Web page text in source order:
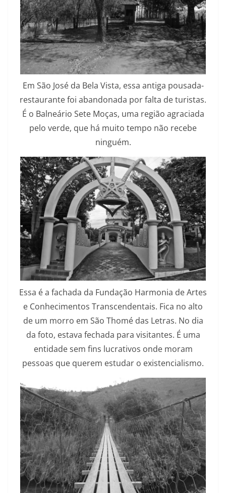
Em São José da Bela Vista, essa antiga pousada-
restaurante foi abandonada por falta de turistas.
É o Balneário Sete Moças, uma região agraciada
pelo verde, que há muito tempo não recebe
ninguém.
Essa é a fachada da Fundação Harmonia de Artes
e Conhecimentos Transcendentais. Fica no alto
de um morro em São Thomé das Letras. No dia
da foto, estava fechada para visitantes. É uma
entidade sem fins lucrativos onde moram
pessoas que querem estudar o existencialismo.